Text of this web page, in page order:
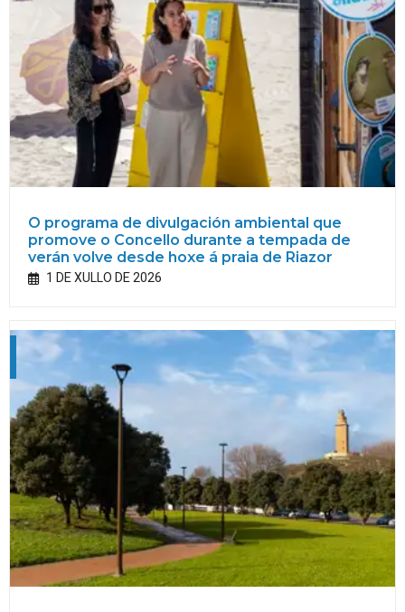
O programa de divulgación ambiental que
promove o Concello durante a tempada de
verán volve desde hoxe á praia de Riazor
1 DE XULLO DE 2026